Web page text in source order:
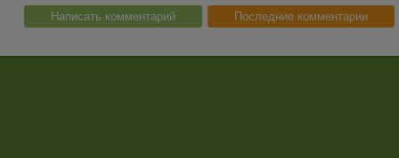
Написать комментарий Последние комментарии